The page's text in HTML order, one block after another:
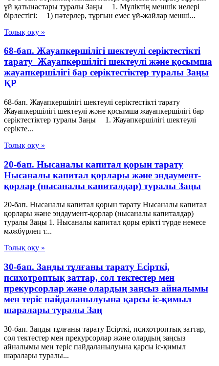
үй қатынастары туралы Заңы 1. Мүліктің меншік иелері
бірлестігі: 1) пәтерлер, тұрғын емес үй-жайлар менші...
Толық оқу »
68-бап. Жауапкершілігі шектеулі серіктестікті
тарату Жауапкершілігі шектеулі және қосымша
жауапкершілігі бар серіктестіктер туралы Заңы
ҚР
68-бап. Жауапкершілігі шектеулі серіктестікті тарату
Жауапкершілігі шектеулі және қосымша жауапкершілігі бар
серіктестіктер туралы Заңы 1. Жауапкершілігі шектеулі
серікте...
Толық оқу »
20-бап. Нысаналы капитал қорын тарату
Нысаналы капитал қорлары және эндаумент-
қорлар (нысаналы капиталдар) туралы Заңы
20-бап. Нысаналы капитал қорын тарату Нысаналы капитал
қорлары және эндаумент-қорлар (нысаналы капиталдар)
туралы Заңы 1. Нысаналы капитал қоры ерікті түрде немесе
мәжбүрлеп т...
Толық оқу »
30-бап. Заңды тұлғаны тарату Есiрткi,
психотроптық заттар, сол тектестер мен
прекурсорлар және олардың заңсыз айналымы
мен терiс пайдаланылуына қарсы iс-қимыл
шаралары туралы Заң
30-бап. Заңды тұлғаны тарату Есiрткi, психотроптық заттар,
сол тектестер мен прекурсорлар және олардың заңсыз
айналымы мен терiс пайдаланылуына қарсы iс-қимыл
шаралары туралы...